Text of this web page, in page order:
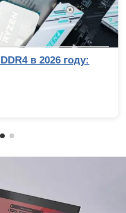
в 2026 году: